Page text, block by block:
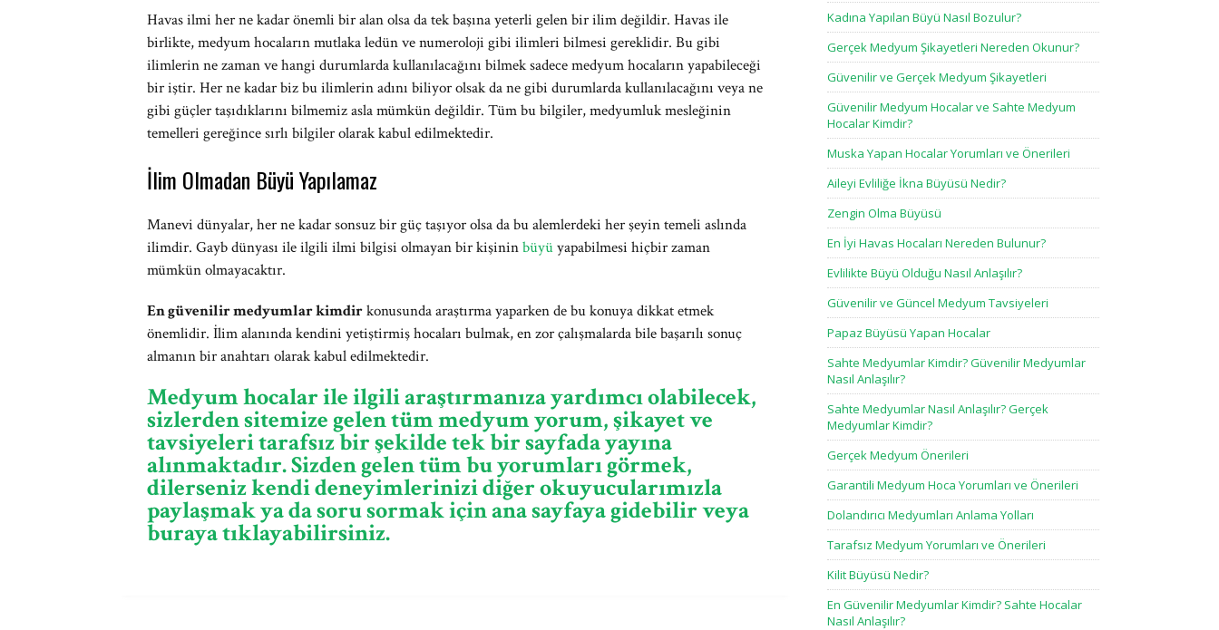
Havas ilmi her ne kadar önemli bir alan olsa da tek başına yeterli gelen bir ilim değildir. Havas ile
birlikte, medyum hocaların mutlaka ledün ve numeroloji gibi ilimleri bilmesi gereklidir. Bu gibi
ilimlerin ne zaman ve hangi durumlarda kullanılacağını bilmek sadece medyum hocaların yapabileceği
bir iştir. Her ne kadar biz bu ilimlerin adını biliyor olsak da ne gibi durumlarda kullanılacağını veya ne
gibi güçler taşıdıklarını bilmemiz asla mümkün değildir. Tüm bu bilgiler, medyumluk mesleğinin
temelleri gereğince sırlı bilgiler olarak kabul edilmektedir.
İlim Olmadan Büyü Yapılamaz
Manevi dünyalar, her ne kadar sonsuz bir güç taşıyor olsa da bu alemlerdeki her şeyin temeli aslında
ilimdir. Gayb dünyası ile ilgili ilmi bilgisi olmayan bir kişininbüyüyapabilmesi hiçbir zaman
mümkün olmayacaktır.
En güvenilir medyumlar kimdirkonusunda araştırma yaparken de bu konuya dikkat etmek
önemlidir. İlim alanında kendini yetiştirmiş hocaları bulmak, en zor çalışmalarda bile başarılı sonuç
almanın bir anahtarı olarak kabul edilmektedir.
Medyum hocalar ile ilgili araştırmanıza yardımcı olabilecek,
sizlerden sitemize gelen tüm medyum yorum, şikayet ve
tavsiyeleri tarafsız bir şekilde tek bir sayfada yayına
alınmaktadır. Sizden gelen tüm bu yorumları görmek,
dilerseniz kendi deneyimlerinizi diğer okuyucularımızla
paylaşmak ya da soru sormak için ana sayfaya gidebilir veya
buraya tıklayabilirsiniz.
Kadına Yapılan Büyü Nasıl Bozulur?
Gerçek Medyum Şikayetleri Nereden Okunur?
Güvenilir ve Gerçek Medyum Şikayetleri
Güvenilir Medyum Hocalar ve Sahte Medyum
Hocalar Kimdir?
Muska Yapan Hocalar Yorumları ve Önerileri
Aileyi Evliliğe İkna Büyüsü Nedir?
Zengin Olma Büyüsü
En İyi Havas Hocaları Nereden Bulunur?
Evlilikte Büyü Olduğu Nasıl Anlaşılır?
Güvenilir ve Güncel Medyum Tavsiyeleri
Papaz Büyüsü Yapan Hocalar
Sahte Medyumlar Kimdir? Güvenilir Medyumlar
Nasıl Anlaşılır?
Sahte Medyumlar Nasıl Anlaşılır? Gerçek
Medyumlar Kimdir?
Gerçek Medyum Önerileri
Garantili Medyum Hoca Yorumları ve Önerileri
Dolandırıcı Medyumları Anlama Yolları
Tarafsız Medyum Yorumları ve Önerileri
Kilit Büyüsü Nedir?
En Güvenilir Medyumlar Kimdir? Sahte Hocalar
Nasıl Anlaşılır?